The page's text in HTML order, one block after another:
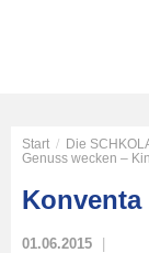
Start / Die
Genuss wecken –
Konventa
01.06.2015